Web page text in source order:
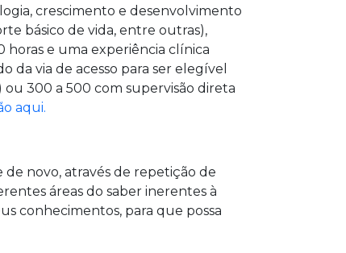
crescimento e desenvolvimento
básico de vida, entre outras),
e uma experiência clínica
via de acesso para ser elegível
ou 300 a 500 com supervisão direta
aqui.
de novo, através de repetição de
áreas do saber inerentes à
conhecimentos, para que possa